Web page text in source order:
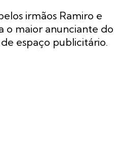
irmãos Ramiro e
o maior anunciante do
espaço publicitário.